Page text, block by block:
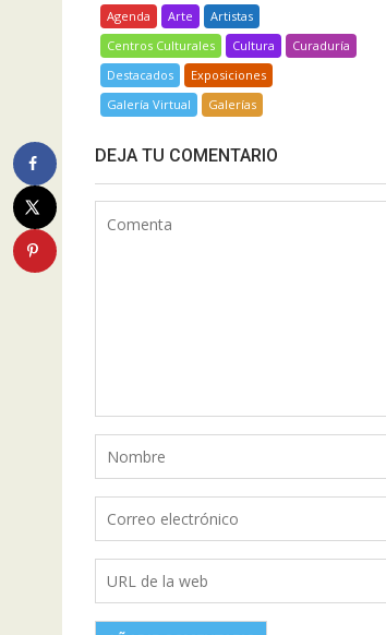
Agenda Arte
Artistas
Centros Culturales
Cultura
Curaduría
Destacados
Exposiciones
Galería Virtual
Galerías
DEJA TU COMENTARIO